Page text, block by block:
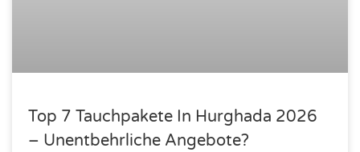
Top 7 Tauchpakete In Hurghada 2026
– Unentbehrliche Angebote?